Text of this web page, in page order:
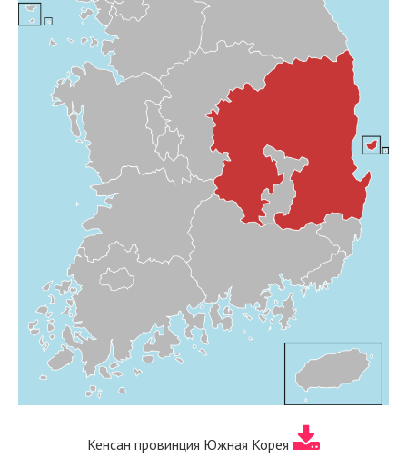
Кенсан провинция Южная Корея